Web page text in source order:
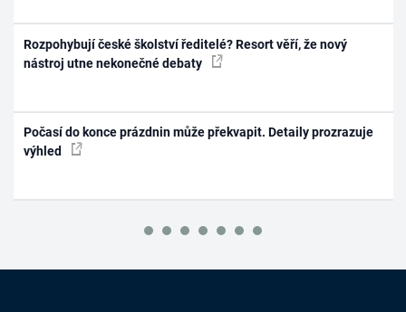
Rozpohybují české školství ředitelé? Resort věří, že nový
nástroj utne nekonečné debaty
Počasí do konce prázdnin může překvapit. Detaily prozrazuje
výhled